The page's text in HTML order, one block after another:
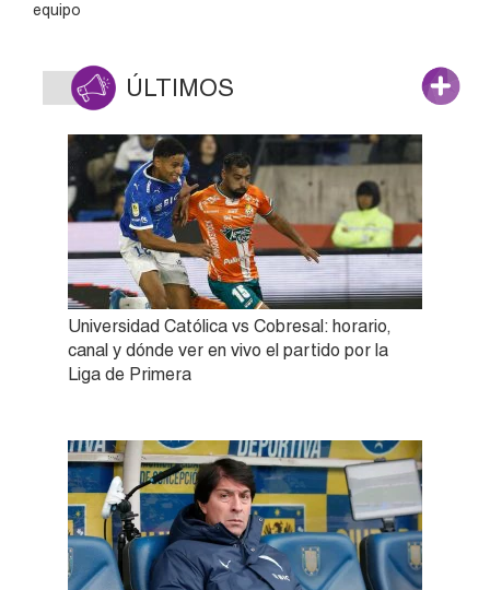
equipo
ÚLTIMOS
Universidad Católica vs Cobresal: horario,
canal y dónde ver en vivo el partido por la
Liga de Primera